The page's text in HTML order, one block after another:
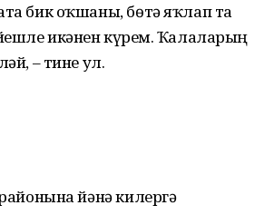
бик оҡшаны, бөтә яҡлап та
икәнен күрҙем. Ҡалаларҙың
– тине ул.
йәнә килергә